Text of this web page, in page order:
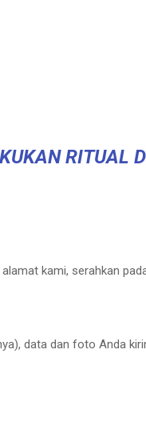
RITUAL
kami, serahkan
data dan foto Anda